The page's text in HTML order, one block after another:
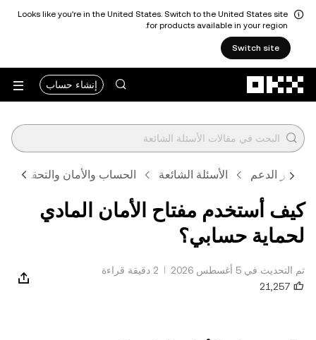
Looks like you're in the United States. Switch to the United States site
for products available in your region.
Switch site
إنشاء حساب
مركز الدعم الأسئلة الشائعة الحساب والأمان والتحقق
كيف أستخدم مفتاح الأمان المادي
لحماية حسابي؟
تم التحديث في ‏5 أغسطس 2026
2 دقيقة قراءة